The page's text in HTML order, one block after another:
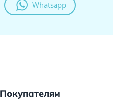
Whatsapp
Покупателям